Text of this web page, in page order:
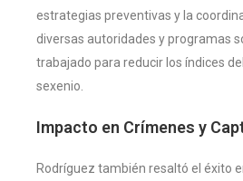
estrategias preventivas y la
diversas autoridades y programas
trabajado para reducir los índices
sexenio.
Impacto en Crímenes y
Rodríguez también resaltó el éxito